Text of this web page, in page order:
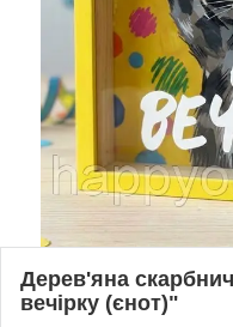
Дерев'яна
вечірку (єнот)"